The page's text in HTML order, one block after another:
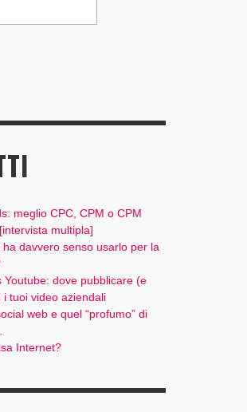
meglio CPC, CPM o CPM
multipla]
ha davvero senso usarlo per la
Youtube: dove pubblicare (e
i tuoi video aziendali
web e quel “profumo” di
Internet?